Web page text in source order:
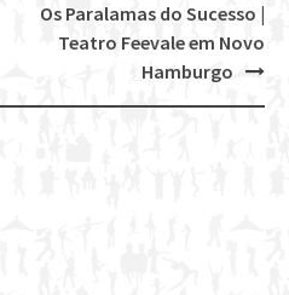
Os Paralamas do Sucesso |
Teatro Feevale em Novo
Hamburgo